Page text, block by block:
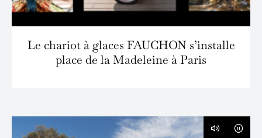
Le chariot à glaces FAUCHON s’installe
place de la Madeleine à Paris